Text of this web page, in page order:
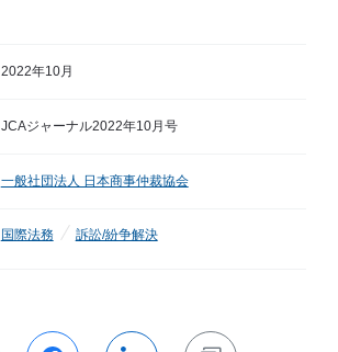
2022年10月
JCAジャーナル2022年10月号
一般社団法人 日本商事仲裁協会
国際法務 訴訟/紛争解決